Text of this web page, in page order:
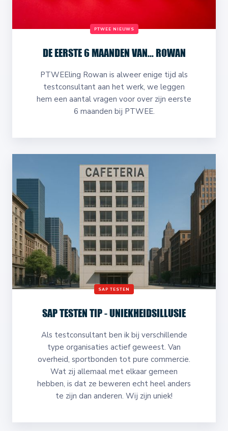
PTWEE NIEUWS
DE EERSTE 6 MAANDEN VAN... ROWAN
PTWEEling Rowan is alweer enige tijd als
testconsultant aan het werk, we leggen
hem een aantal vragen voor over zijn eerste
6 maanden bij PTWEE.
SAP TESTEN
SAP TESTEN TIP - UNIEKHEIDSILLUSIE
Als testconsultant ben ik bij verschillende
type organisaties actief geweest. Van
overheid, sportbonden tot pure commercie.
Wat zij allemaal met elkaar gemeen
hebben, is dat ze beweren echt heel anders
te zijn dan anderen. Wij zijn uniek!